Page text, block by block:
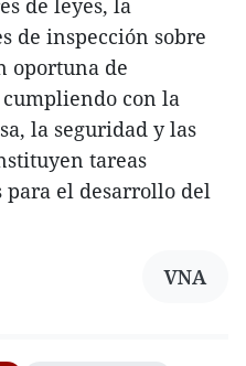
de leyes, la
de inspección sobre
oportuna de
con la
la seguridad y las
tareas
para el desarrollo del
VNA